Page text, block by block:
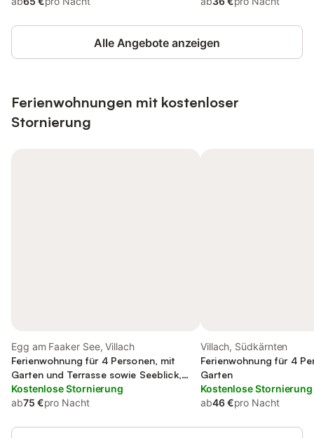
Alle Angebote anzeigen
Ferienwohnungen mit kostenloser
Stornierung
Egg am Faaker See, Villach
Ferienwohnung für 4 Personen, mit
Garten und Terrasse sowie Seeblick,
kinderfreundlich
Kostenlose Stornierung
ab75 €pro Nacht
Villach, Südkärnten
Ferienwohnung für 4
Garten
Kostenlose Stornierung
ab46 €pro Nacht